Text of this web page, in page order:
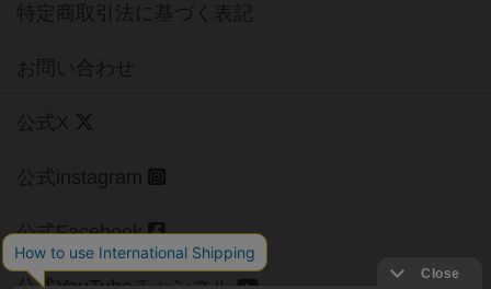
特定商取引法に基づく表記
お問い合わせ
公式X
公式instagram
公式Facebook